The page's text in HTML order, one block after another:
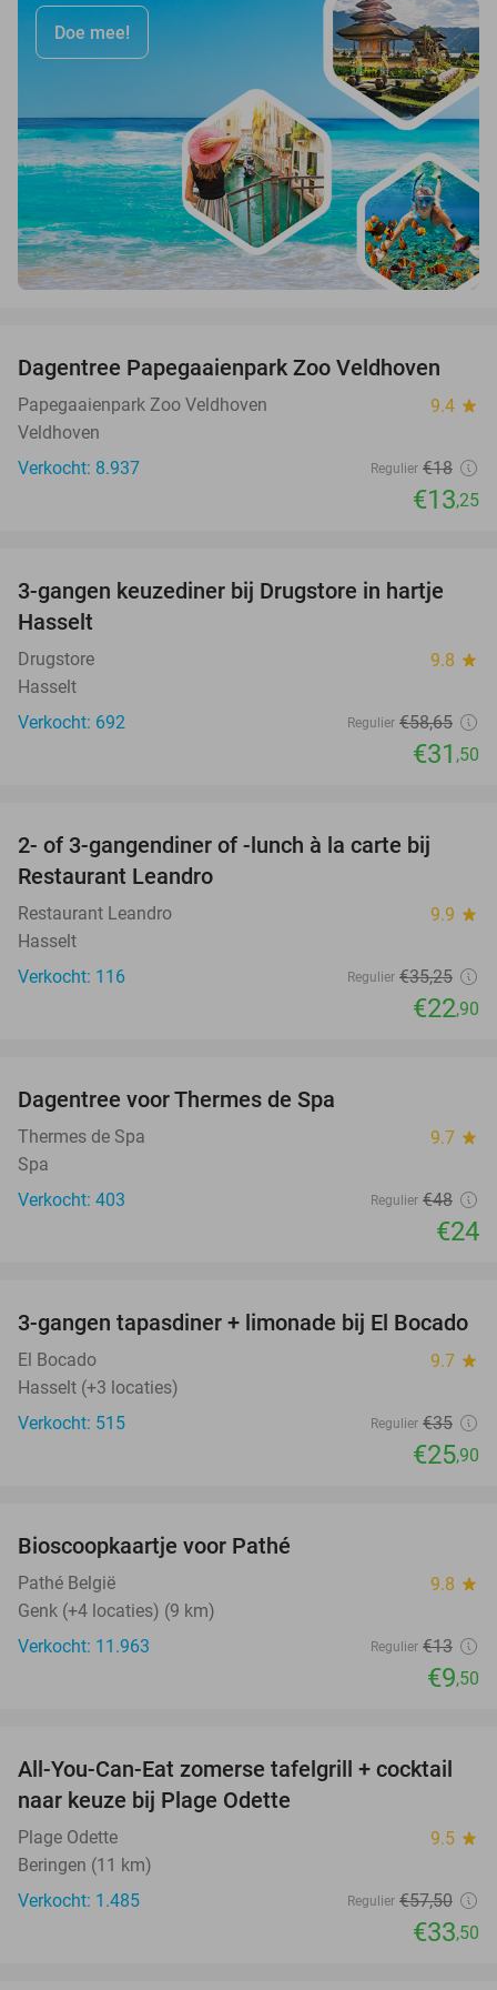
Doe mee!
26%
Dagentree Papegaaienpark Zoo Veldhoven
Papegaaienpark Zoo Veldhoven 9.4 star
Veldhoven
Verkocht: 8.937
Regulier €18
€13,25
46%
3-gangen keuzediner bij Drugstore in hartje
Hasselt
Drugstore 9.8 star
Hasselt
Verkocht: 692
Regulier €58,65
€31 ,50
35%
2- of 3-gangendiner of -lunch à la carte bij
Restaurant Leandro
Restaurant Leandro 9.9 star
Hasselt
Verkocht: 116
Regulier €35,25
€22,90
Dagentree voor Thermes de Spa
Thermes de Spa 9.7 star
Spa
Verkocht: 403
Regulier €48
€24
26%
3-gangen tapasdiner + limonade bij El Bocado
El Bocado 9.7 star
Hasselt (+3 locaties)
Verkocht: 515
Regulier €35
€25,90
Bioscoopkaartje voor Pathé
Pathé België 9.8 star
Genk (+4 locaties) (9 km)
Verkocht: 11.963
Regulier €13
€9,50
42%
All-You-Can-Eat zomerse tafelgrill + cocktail
naar keuze bij Plage Odette
Plage Odette 9.5 star
Beringen (11 km)
Verkocht: 1.485
Regulier €57,50
€33,50